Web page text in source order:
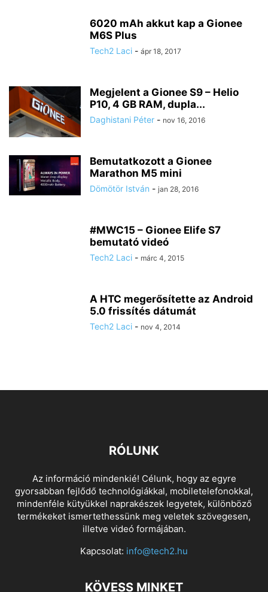
6020 mAh akkut kap a Gionee
M6S Plus
Tech2 Laci - ápr 18, 2017
Megjelent a Gionee S9 – Helio
P10, 4 GB RAM, dupla...
Daghistani Péter - nov 16, 2016
Bemutatkozott a Gionee
Marathon M5 mini
Dömötör István - jan 28, 2016
#MWC15 – Gionee Elife S7
bemutató videó
Tech2 Laci - márc 4, 2015
A HTC megerősítette az Android
5.0 frissítés dátumát
Tech2 Laci - nov 4, 2014
RÓLUNK
Az információ mindenkié! Célunk, hogy az egyre
gyorsabban fejlődő technológiákkal, mobiletelefonokkal,
mindenféle kütyükkel naprakészek legyetek, különböző
termékeket ismertethessünk meg veletek szövegesen,
illetve videó formájában.
Kapcsolat: info@tech2.hu
KÖVESS MINKET